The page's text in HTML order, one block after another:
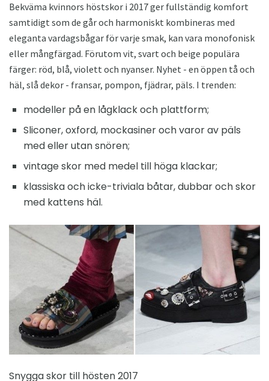
Bekväma kvinnors höstskor i 2017 ger fullständig komfort
samtidigt som de går och harmoniskt kombineras med
eleganta vardagsbågar för varje smak, kan vara monofonisk
eller mångfärgad. Förutom vit, svart och beige populära
färger: röd, blå, violett och nyanser. Nyhet - en öppen tå och
häl, slå dekor - fransar, pompon, fjädrar, päls. I trenden:
modeller på en lågklack och plattform;
Sliconer, oxford, mockasiner och varor av päls
med eller utan snören;
vintage skor med medel till höga klackar;
klassiska och icke-triviala båtar, dubbar och skor
med kattens häl.
Snygga skor till hösten 2017